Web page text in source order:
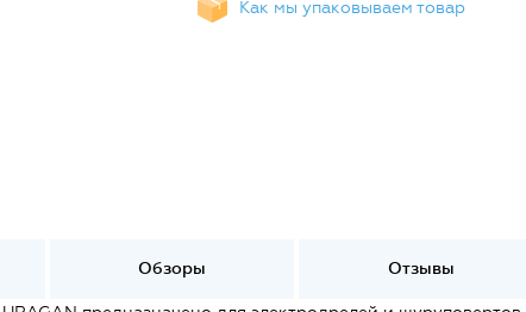
Как мы упаковываем товар
Обзоры Отзывы